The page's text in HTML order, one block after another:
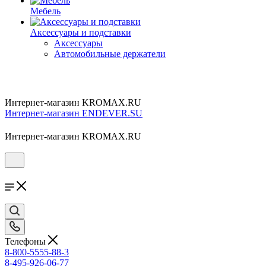
Мебель
Аксессуары и подставки
Аксессуары
Автомобильные держатели
Интернет-магазин KROMAX.RU
Интернет-магазин ENDEVER.SU
Интернет-магазин KROMAX.RU
Телефоны
8-800-5555-88-3
8-495-926-06-77